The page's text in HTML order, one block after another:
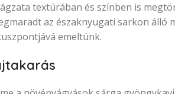
textúrában és színben is
az északnyugati sarkon álló
emeltünk.